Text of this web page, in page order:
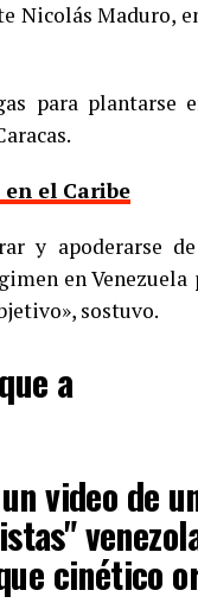
Nicolás Maduro,
para plantarse
el Caribe
y apoderarse de
en Venezuela
sostuvo.
a
video de
cinético